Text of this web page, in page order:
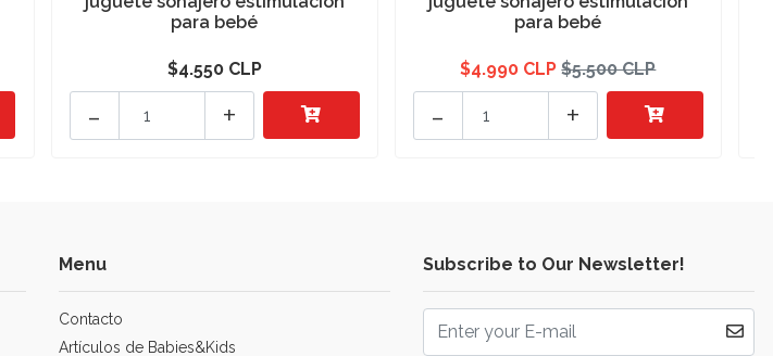
para bebé
$4.550 CLP
+
-
para bebé
$4.990 CLP $5.500 CLP
+
-
Menu
Contacto
Artículos de Babies&Kids
Subscribe to Our Newsletter!